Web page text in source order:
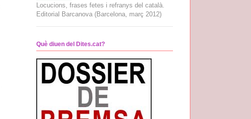
Locucions, frases fetes i refranys del català.
Editorial Barcanova (Barcelona, març 2012)
Què diuen del Dites.cat?